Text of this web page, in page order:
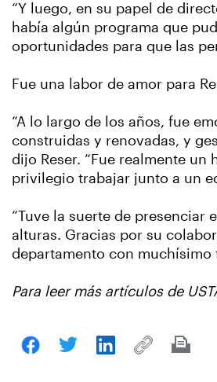
“Y luego, en su papel de
había algún programa que
oportunidades para que las
Fue una labor de amor para
“A lo largo de los años, fue
construidas y renovadas, y
dijo Reser. “Fue realmente
privilegio trabajar junto a un
“Tuve la suerte de
alturas. Gracias por su
departamento con muchísimo
Para leer más artículos de